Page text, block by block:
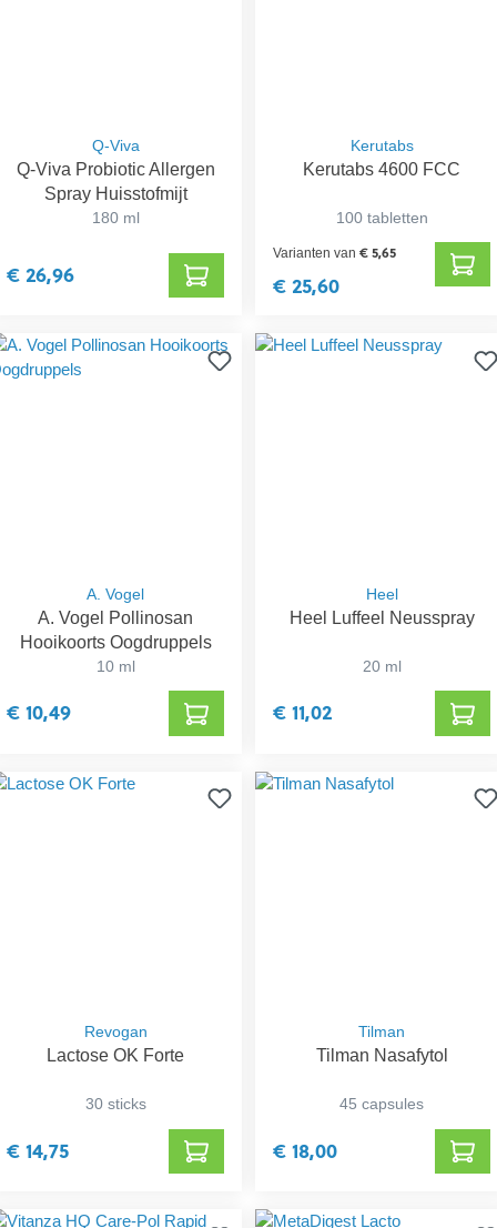
Q-Viva
Q-Viva Probiotic Allergen
Spray Huisstofmijt
180 ml
€ 26,96
Kerutabs
Kerutabs 4600 FCC
100 tabletten
Varianten van€ 5,65
€ 25,60
A. Vogel
A. Vogel Pollinosan
Hooikoorts Oogdruppels
10 ml
€ 10,49
Heel
Heel Luffeel Neusspray
20 ml
€ 11,02
Revogan
Lactose OK Forte
30 sticks
€ 14,75
Tilman
Tilman Nasafytol
45 capsules
€ 18,00